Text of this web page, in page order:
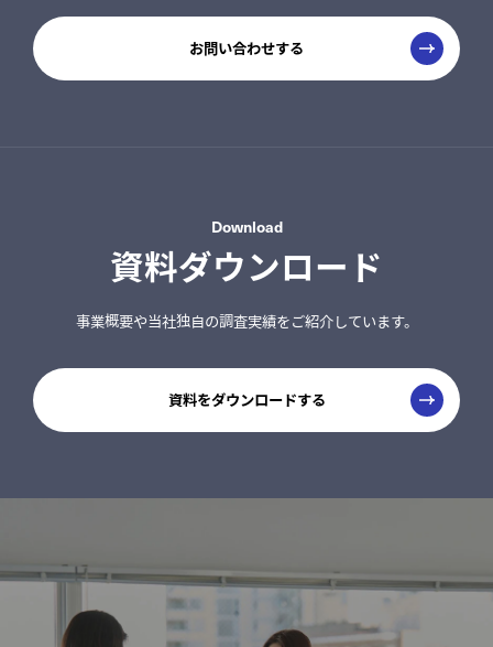
お問い合わせする
Download
資料ダウンロード
事業概要や当社独自の調査実績をご紹介しています。
資料をダウンロードする